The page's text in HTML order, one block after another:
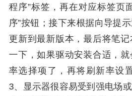
程序”标签，再在对应标签页
序”按钮；接下来根据向导提
更新到最新版本，最后将笔
一下，如果驱动安装合适，
率选择项了，再将刷新率设
3、显示器很容易受到强电场